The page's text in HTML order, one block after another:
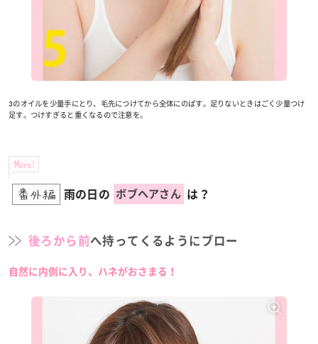
3のオイルを少量手にとり、毛先につけてから全体にのばす。足りないときはごく少量つけ
足す。つけすぎると重くなるので注意を。
More!
番外編 雨の日の ボブヘアさん は？
後ろから前へ持ってくるようにブロー
自然に内側に入り、ハネがおさまる！